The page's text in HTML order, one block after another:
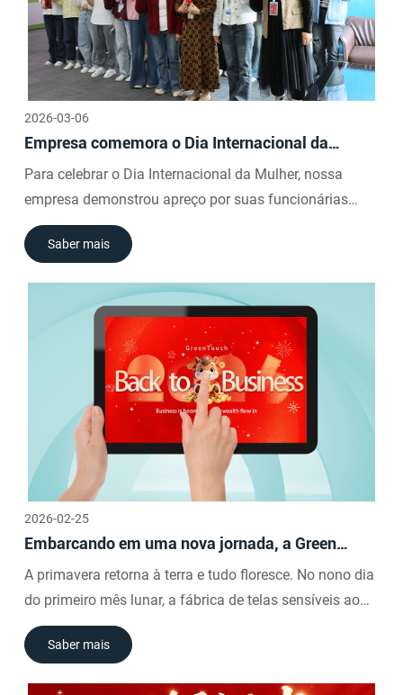
2026-03-06
Empresa comemora o Dia Internacional da
Mulher com envelopes vermelhos para
funcionárias
Para celebrar o Dia Internacional da Mulher, nossa
empresa demonstrou apreço por suas funcionárias
distribuindo envelopes vermelhos especiais. O gesto,
que visava homenagear sua dedicação e contribuições,
Saber mais
2026-02-25
Embarcando em uma nova jornada, a Green
Touch retoma suas operações em plena
capacidade.
A primavera retorna à terra e tudo floresce. No nono dia
do primeiro mês lunar, a fábrica de telas sensíveis ao
toque GreenTouch Industrial, em Shenzhen, deu as
boas-vindas ao seu primeiro dia útil do Ano do Cavalo
Saber mais